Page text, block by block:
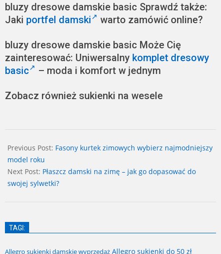
bluzy dresowe damskie basic Sprawdź także:
Jaki portfel damski warto zamówić online?
bluzy dresowe damskie basic Może Cię
zainteresować: Uniwersalny komplet dresowy
basic
– moda i komfort w jednym
Zobacz również sukienki na wesele
12-
09
Previous Post: Fasony kurtek zimowych wybierz najmodniejszy
model roku
Next Post: Płaszcz damski na zimę – jak go dopasować do
swojej sylwetki?
TAGI:
Allegro sukienki damskie wyprzedaż Allegro sukienki do 50 zł